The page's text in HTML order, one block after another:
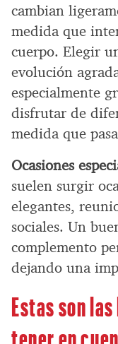
cambian
medida que
cuerpo. Elegir
evolución
especialmente
disfrutar de
medida que
Ocasiones
suelen surgir
elegantes,
sociales. Un
complemento
dejando una
Estas son
tener en